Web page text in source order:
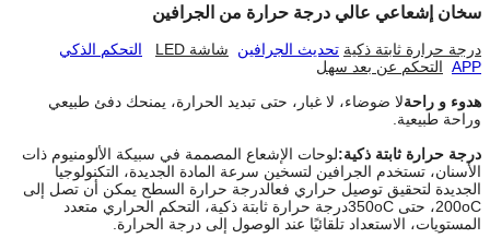
سخان إشعاعي عالي درجة حرارة من الجرافين
درجة حرارة ثابتة ذكية تحديث الجرافين شاشة LED
التحكم الذكي
APP التحكم عن بعد سهل
هدوء و راحةلا ضوضاء، لا غبار، حتى تبديد الحرارة، يمنحك دفئ طبيعي
وراحة طبيعية.
درجة حرارة ثابتة ذكية:لوحات الإشعاع المصممة في سبيكة الألومنيوم ذات
الأسنان، تستخدم الجرافين لتسخين سرعة المادة الجديدة، التكنولوجيا
الجديدة لتحقيق توصيل حراري فعالدرجة حرارة السطح يمكن أن تصل إلى
200oC ، حتى 350 oC
درجة حرارة ثابتة ذكية، التحكم الحراري متعدد
المستويات، الاستعداد تلقائيًا عند الوصول إلى درجة الحرارة.